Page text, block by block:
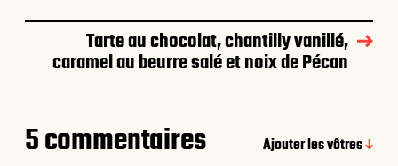
Tarte au chocolat, chantilly vanillé,
caramel au beurre salé et noix de Pécan
5 commentaires
Ajouter les vôtres